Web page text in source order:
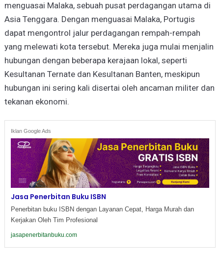
menguasai Malaka, sebuah pusat perdagangan utama di
Asia Tenggara. Dengan menguasai Malaka, Portugis
dapat mengontrol jalur perdagangan rempah-rempah
yang melewati kota tersebut. Mereka juga mulai menjalin
hubungan dengan beberapa kerajaan lokal, seperti
Kesultanan Ternate dan Kesultanan Banten, meskipun
hubungan ini sering kali disertai oleh ancaman militer dan
tekanan ekonomi.
Iklan Google Ads
Jasa Penerbitan Buku ISBN
Penerbitan buku ISBN dengan Layanan Cepat, Harga Murah dan
Kerjakan Oleh Tim Profesional
jasapenerbitanbuku.com